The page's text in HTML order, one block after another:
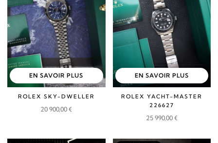
EN SAVOIR PLUS
ROLEX SKY-DWELLER
20 900,00€
EN SAVOIR PLUS
ROLEX YACHT-MASTER
226627
25 990,00€